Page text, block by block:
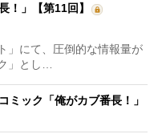
！」【第11回】
」にて、圧倒的な情報量が
」とし…
ック「俺がカブ番長！」